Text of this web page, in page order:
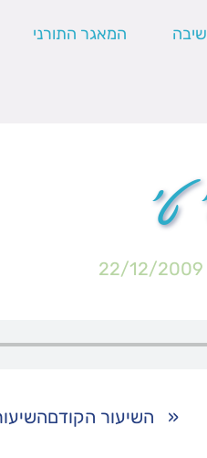
המאגר התורני
ט'
22/12/2009
« השיעור הקודם